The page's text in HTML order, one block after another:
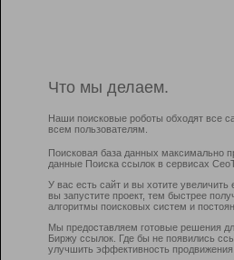
Что мы делаем.
Наши поисковые роботы обходят все
всем пользователям.
Поисковая база данных максимально
данные Поиска ссылок в сервисах
У вас есть сайт и вы хотите
вы запустите проект, тем быстрее
алгоритмы поисковых систем и
Мы предоставляем готовые решения
Биржу ссылок. Где бы не появились
улучшить эффективность продвижения.